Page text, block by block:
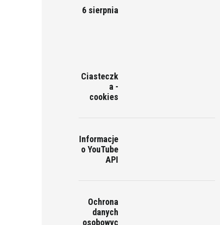
6 sierpnia
Ciasteczk
a -
cookies
Informacje
o YouTube
API
Ochrona
danych
osobowyc